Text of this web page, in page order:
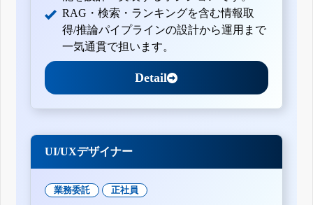
RAG・検索・ランキングを含む情報取
得/推論パイプラインの設計から運用まで
一気通貫で担います。
Detail
UI/UXデザイナー
業務委託 正社員